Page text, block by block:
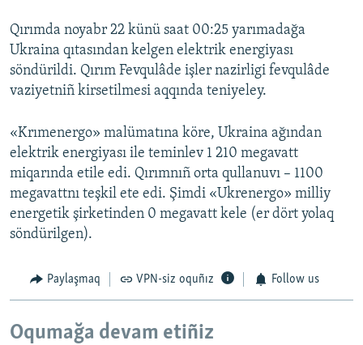
Qırımda noyabr 22 künü saat 00:25 yarımadağa
Ukraina qıtasından kelgen elektrik energiyası
söndürildi. Qırım Fevqulâde işler nazirligi fevqulâde
vaziyetniñ kirsetilmesi aqqında teniyeley.
«Krımenergo» malümatına köre, Ukraina ağından
elektrik energiyası ile teminlev 1 210 megavatt
miqarında etile edi. Qırımnıñ orta qullanuvı – 1100
megavattnı teşkil ete edi. Şimdi «Ukrenergo» milliy
energetik şirketinden 0 megavatt kele (er dört yolaq
söndürilgen).
Paylaşmaq VPN-siz oquñız Follow us
Oqumağa devam etiñiz